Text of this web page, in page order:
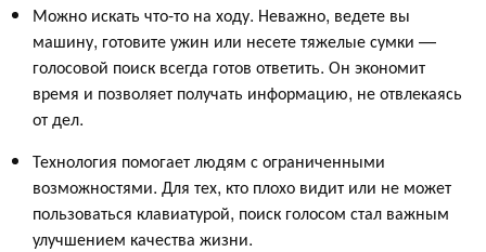
Можно искать что-то на ходу. Неважно, ведете вы
машину, готовите ужин или несете тяжелые сумки —
голосовой поиск всегда готов ответить. Он экономит
время и позволяет получать информацию, не отвлекаясь
от дел.
Технология помогает людям с ограниченными
возможностями. Для тех, кто плохо видит или не может
пользоваться клавиатурой, поиск голосом стал важным
улучшением качества жизни.